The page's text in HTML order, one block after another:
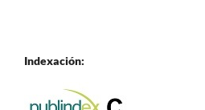
Indexación: